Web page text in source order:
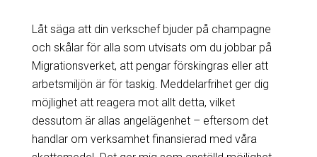
Låt säga att din verkschef bjuder på champagne
och skålar för alla som utvisats om du jobbar på
Migrationsverket, att pengar förskingras eller att
arbetsmiljön är för taskig. Meddelarfrihet ger dig
möjlighet att reagera mot allt detta, vilket
dessutom är allas angelägenhet – eftersom det
handlar om verksamhet finansierad med våra